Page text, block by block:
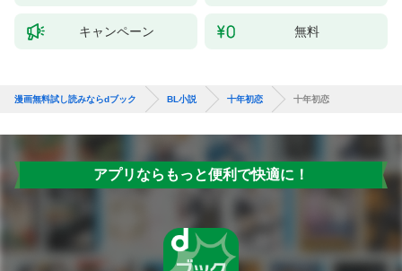
キャンペーン 無料
漫画無料試し読みならdブック BL小説 十年初恋 十年初恋
アプリならもっと便利で快適に！